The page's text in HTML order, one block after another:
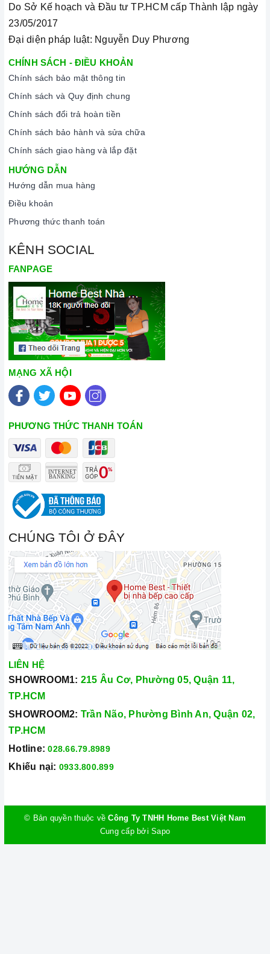
Do Sở Kế hoạch và Đầu tư TP.HCM cấp Thành lập ngày
23/05/2017
Đại diện pháp luật: Nguyễn Duy Phương
CHÍNH SÁCH - ĐIỀU KHOẢN
Chính sách bảo mật thông tin
Chính sách và Quy định chung
Chính sách đổi trả hoàn tiền
Chính sách bảo hành và sửa chữa
Chính sách giao hàng và lắp đặt
HƯỚNG DẪN
Hướng dẫn mua hàng
Điều khoản
Phương thức thanh toán
KÊNH SOCIAL
FANPAGE
MẠNG XÃ HỘI
PHƯƠNG THỨC THANH TOÁN
CHÚNG TÔI Ở ĐÂY
LIÊN HỆ
SHOWROOM1: 215 Âu Cơ, Phường 05, Quận 11,
TP.HCM
SHOWROOM2: Trần Não, Phường Bình An, Quận 02,
TP.HCM
Hotline: 028.66.79.8989
Khiếu nại: 0933.800.899
© Bản quyền thuộc vềCông Ty TNHH Home Best Việt Nam
Cung cấp bởiSapo